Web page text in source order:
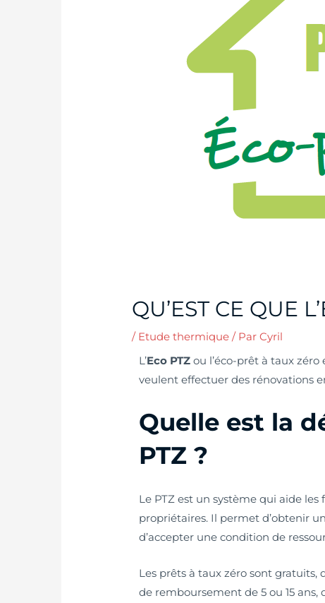
QU’EST CE QUE
/ Etude thermique / ParCyril
L’Eco PTZou l’éco-prêt à taux
veulent effectuer des rénovations
Quelle est la
PTZ ?
Le PTZ est un système qui aide
propriétaires. Il permet d’obtenir
d’accepter une condition de
Les prêts à taux zéro sont gratuits,
de remboursement de 5 ou 15 ans,